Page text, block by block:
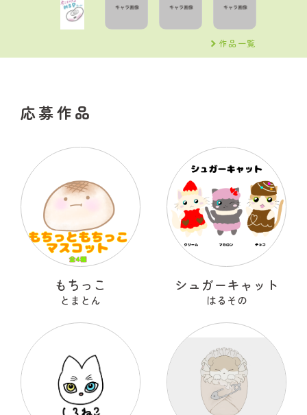
作品一覧
応募作品
もちっこ
とまとん
シュガーキャット
はるその